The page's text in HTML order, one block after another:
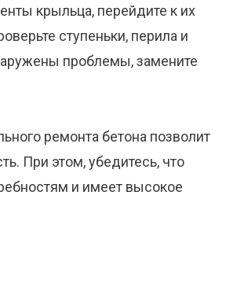
крыльца, перейдите к их
ступеньки, перила и
проблемы, замените
ремонта бетона позволит
При этом, убедитесь, что
и имеет высокое